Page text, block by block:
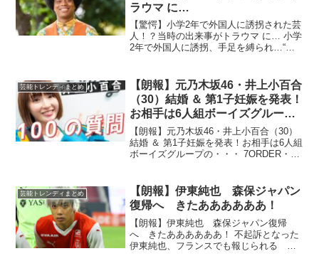
ラウマ に…
【驚愕】小学2年で外国人に誘拐された芸
人！？当時の出来事がトラウマ に… 小学
2年で外国人に誘拐、手足を縛られ…“身
をかけられて…」 …れ…自殺を考えた副
島淳（40...
芸能トレンディまとめ
【朗報】元乃木坂46・井上小百合
（30）結婚 ＆ 第1子妊娠を発表！
お相手は6人組ボーイズグループ
の・・・
【朗報】元乃木坂46・井上小百合（30）
結婚 ＆ 第1子妊娠を発表！お相手は6人組
ボーイズグループの・・・ 7ORDER・長
謝」 「7ORDER」の長妻怜央（26）
と...
芸能トレンディまとめ
【朗報】伊東純也 森保ジャパン
復帰へ きたああああああ！
【朗報】伊東純也 森保ジャパン復帰
へ きたああああああ！ 不起訴となった
伊東純也、フランスでも報じられる 準